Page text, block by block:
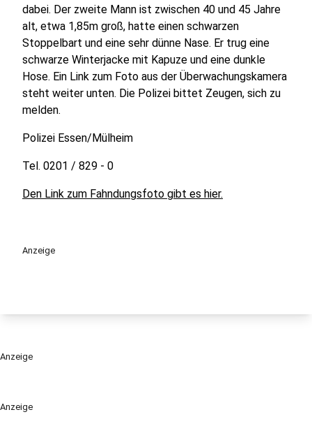
Anzeige
dabei. Der zweite Mann ist zwischen 40 und 45 Jahre
alt, etwa 1,85m groß, hatte einen schwarzen
Stoppelbart und eine sehr dünne Nase. Er trug eine
schwarze Winterjacke mit Kapuze und eine dunkle
Hose. Ein Link zum Foto aus der Überwachungskamera
steht weiter unten. Die Polizei bittet Zeugen, sich zu
melden.
Polizei Essen/Mülheim
Tel. 0201 / 829 - 0
Den Link zum Fahndungsfoto gibt es hier.
Anzeige
Anzeige